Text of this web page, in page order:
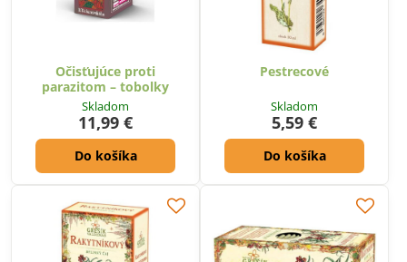
Očisťujúce proti
parazitom – tobolky
Skladom
11,99 €
Do košíka
Pestrecové
Skladom
5,59 €
Do košíka